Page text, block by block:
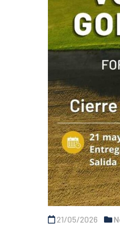
21/05/2026